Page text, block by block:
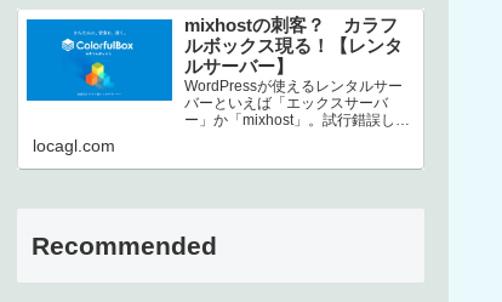
mixhostの刺客？ カラフ
ルボックス現る！【レンタ
ルサーバー】
WordPressが使えるレンタルサー
バーといえば「エックスサーバ
ー」か「mixhost」。試行錯誤した
locagl.com
Recommended